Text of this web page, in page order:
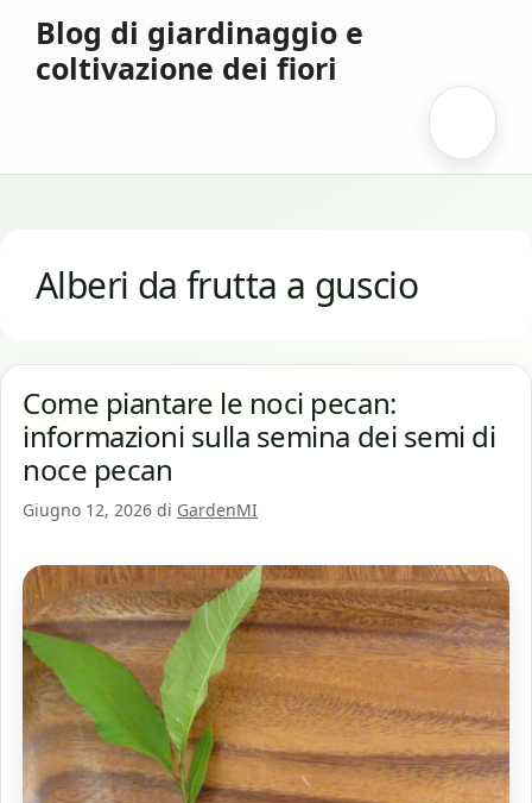
contenuto
Blog di giardinaggio e
coltivazione dei fiori
Alberi da frutta a guscio
Come piantare le noci pecan:
informazioni sulla semina dei semi di
noce pecan
Giugno 12, 2026 di GardenMI